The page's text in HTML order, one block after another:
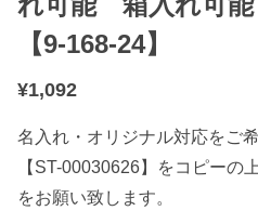
【9-168-24】
¥1,092
名入れ・オリジナル対応をご
【ST-00030626】をコピーの上
をお願い致します。